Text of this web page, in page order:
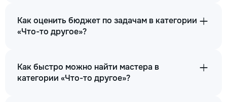
Как оценить бюджет по задачам в категории
«Что-то другое»?
Как быстро можно найти мастера в
категории «Что-то другое»?